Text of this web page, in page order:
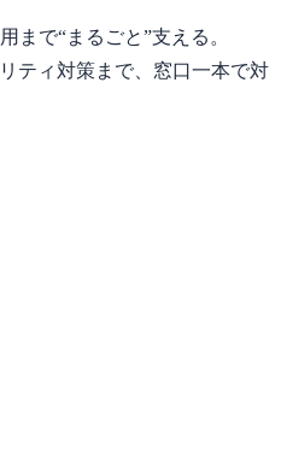
まで“まるごと”支える。
ティ対策まで、窓口一本で対